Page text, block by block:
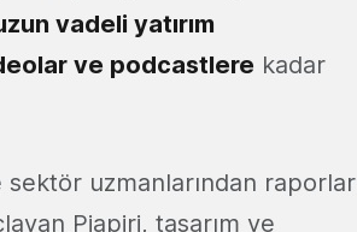
vadeli yatırım
ve podcastlere kadar
sektör uzmanlarından raporlar
Piapiri, tasarım ve